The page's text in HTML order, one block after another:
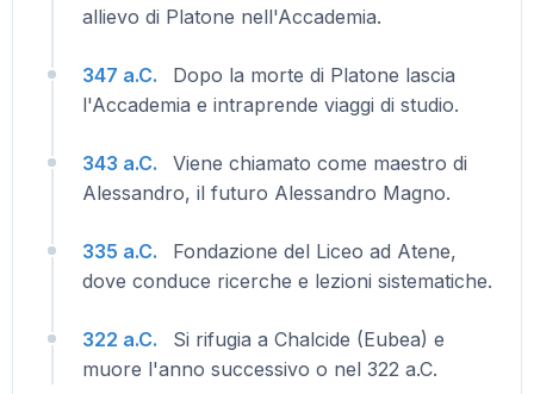
allievo di Platone nell'Accademia.
347 a.C.
Dopo la morte di Platone lascia
l'Accademia e intraprende viaggi di studio.
343 a.C.
Viene chiamato come maestro di
Alessandro, il futuro Alessandro Magno.
335 a.C.
Fondazione del Liceo ad Atene,
dove conduce ricerche e lezioni sistematiche.
322 a.C.
Si rifugia a Chalcide (Eubea) e
muore l'anno successivo o nel 322 a.C.